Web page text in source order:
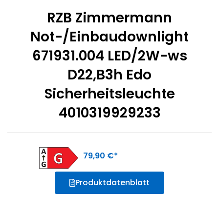
RZB Zimmermann
Not-/Einbaudownlight
671931.004 LED/2W-ws
D22,B3h Edo
Sicherheitsleuchte
4010319929233
79,90 €
Produktdatenblatt